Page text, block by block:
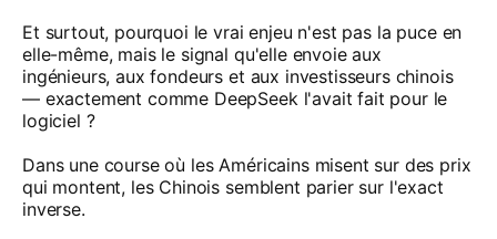
Et surtout, pourquoi le vrai enjeu n'est pas la puce en
elle-même, mais le signal qu'elle envoie aux
ingénieurs, aux fondeurs et aux investisseurs chinois
— exactement comme DeepSeek l'avait fait pour le
logiciel ?
Dans une course où les Américains misent sur des prix
qui montent, les Chinois semblent parier sur l'exact
inverse.